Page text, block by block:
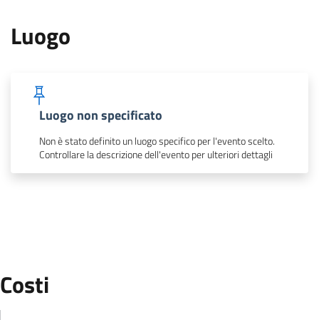
Luogo
Luogo non specificato
Non è stato definito un luogo specifico per l'evento scelto.
Controllare la descrizione dell'evento per ulteriori dettagli
Costi